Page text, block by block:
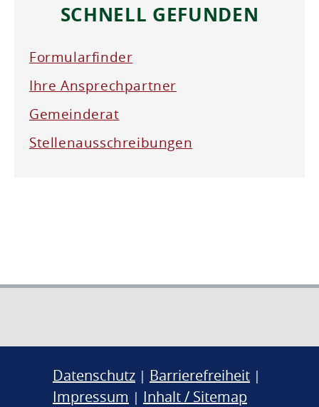
SCHNELL GEFUNDEN
Formularfinder
Ihre Ansprechpartner
Gemeinderat
Stellenausschreibungen
Datenschutz | Barrierefreiheit |
Impressum | Inhalt / Sitemap